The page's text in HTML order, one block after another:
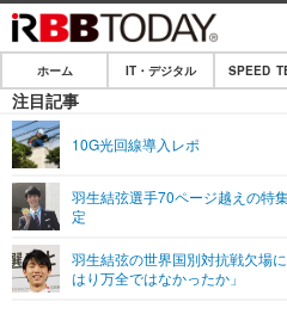
ホーム
IT・デジタル
ショッピング
SPEED TEST
エンタメ
エンタメTOP
ライフ
ホーム IT・デジタル SPEED
注目記事
10G光回線導入レポ
羽生結弦選手70ページ越えの特
定
羽生結弦の世界国別対抗戦欠場
はり万全ではなかったか」